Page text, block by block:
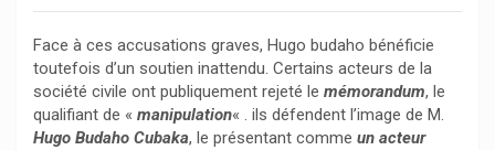
Face à ces accusations graves, Hugo budaho bénéficie
toutefois d’un soutien inattendu. Certains acteurs de la
société civile ont publiquement rejeté le mémorandum, le
qualifiant de « manipulation« . ils défendent l’image de M.
Hugo Budaho Cubaka, le présentant comme un acteur